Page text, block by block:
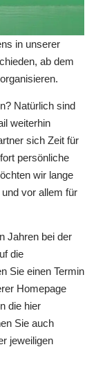
in unserer
ab dem
Natürlich sind
weiterhin
sich Zeit für
persönliche
wir lange
vor allem für
Jahren bei der
die
Sie einen Termin
Homepage
die hier
Sie auch
jeweiligen